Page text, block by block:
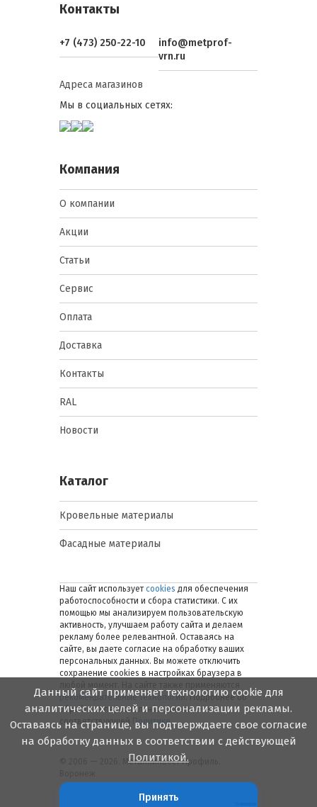
Контакты
+7 (473) 250-22-10
info@metprof-
vrn.ru
Адреса магазинов
Мы в социальных сетях:
Компания
О компании
Акции
Статьи
Сервис
Оплата
Доставка
Контакты
RAL
Новости
Каталог
Кровельные материалы
Фасадные материалы
Наш сайт использует cookies для обеспечения
работоспособности и сбора статистики. С их
помощью мы анализируем пользовательскую
активность, улучшаем работу сайта и делаем
рекламу более релевантной. Оставаясь на
сайте, вы даете согласие на обработку ваших
персональных данных. Вы можете отключить
сохранение cookies в настройках браузера в
рекомендательные технологии. Подробнее об
обработке персональных данных — в
соответствующей
Политике.
© 2006 — 2026. Металлинвест Профиль.
Данный сайт применяет технологию cookie для
аналитических целей и персонализации рекламы.
Оставаясь на странице, вы подтверждаете свое согласие
на обработку данных в соответствии с действующей
Политикой.
Принять